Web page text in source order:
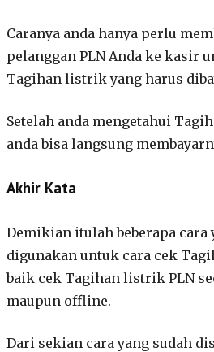
Caranya anda hanya perlu
pelanggan PLN Anda ke kasir
Tagihan listrik yang harus
Setelah anda mengetahui
anda bisa langsung
Akhir Kata
Demikian itulah beberapa cara
digunakan untuk cara cek
baik cek Tagihan listrik PLN
maupun offline.
Dari sekian cara yang sudah